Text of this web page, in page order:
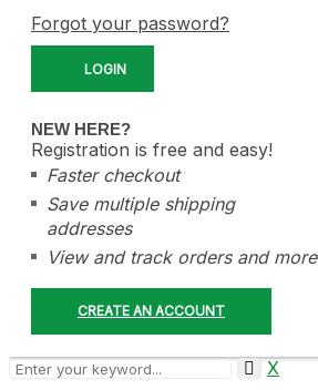
Forgot your password?
NEW HERE?
Registration is free and easy!
Faster checkout
Save multiple shipping
addresses
View and track orders and more
CREATE AN ACCOUNT
X